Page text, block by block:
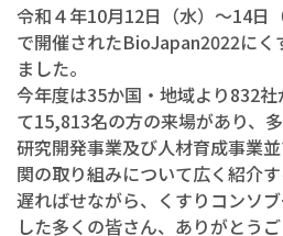
令和４年10月12日（水）～14日
で開催されたBioJapan2022にく
ました。
今年度は35か国・地域より832
て15,813名の方の来場があり、
研究開発事業及び人材育成事業
関の取り組みについて広く紹介
遅ればせながら、くすりコンソ
した多くの皆さん、ありがとうご